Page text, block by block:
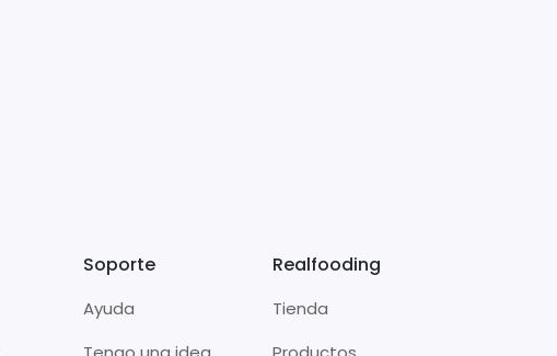
Soporte
Ayuda
Realfooding
Tienda